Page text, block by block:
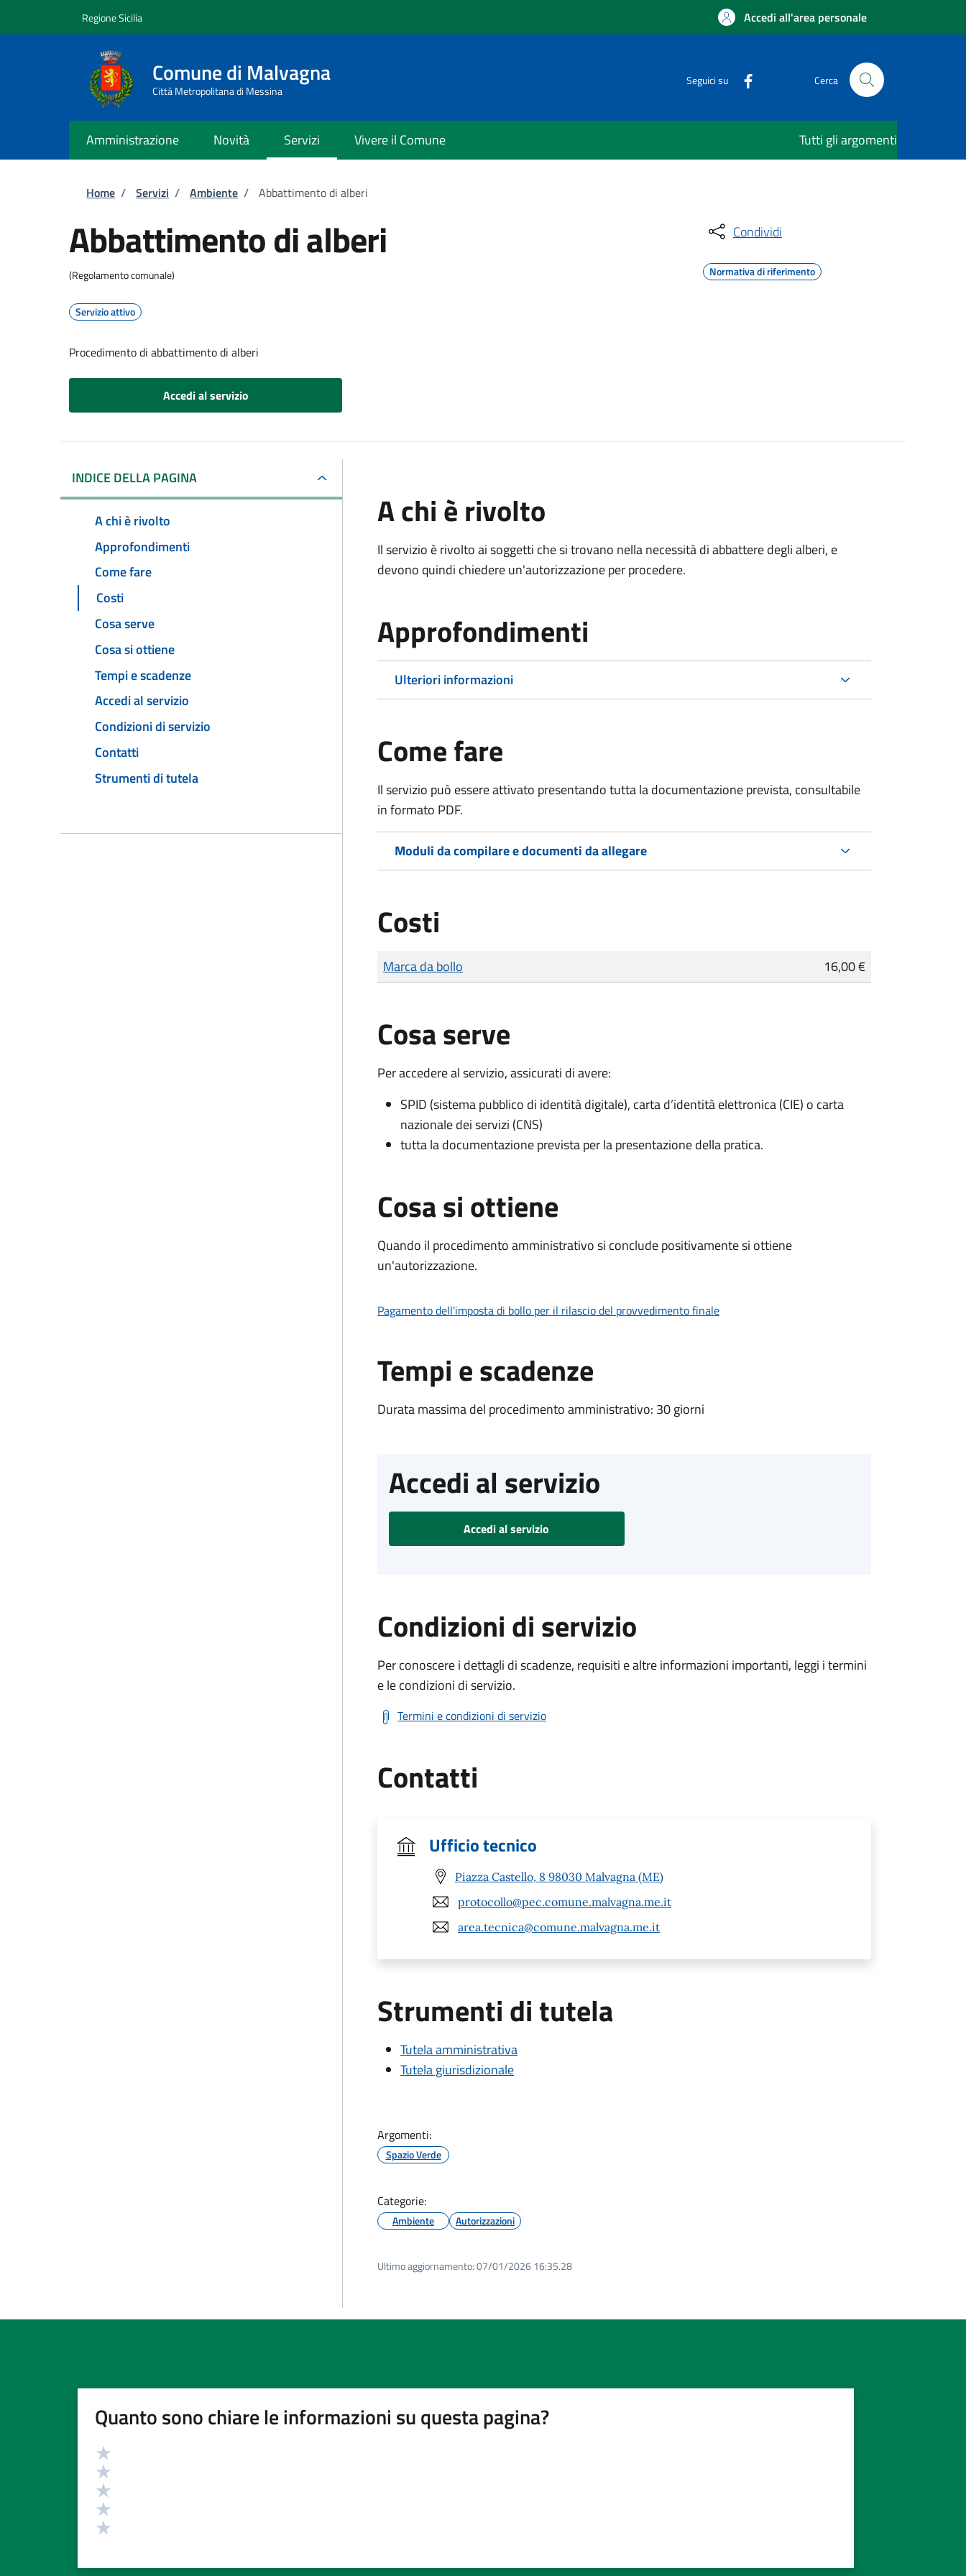
Regione Sicilia Accedi all'area personale
Comune di Malvagna
Città Metropolitana di Messina
Seguici su Cerca
Amministrazione Novità Servizi Vivere il Comune Tutti gli argomenti
Briciole di pane
Home / Servizi / Ambiente / Abbattimento di alberi
Abbattimento di alberi
(Regolamento comunale)
Servizio attivo
Procedimento di abbattimento di alberi
Accedi al servizio
Condividi
Normativa di riferimento
INDICE DELLA PAGINA
A chi è rivolto
Approfondimenti
Come fare
Costi
Cosa serve
Cosa si ottiene
Tempi e scadenze
Accedi al servizio
Condizioni di servizio
Contatti
Strumenti di tutela
A chi è rivolto
Il servizio è rivolto ai soggetti che si trovano nella necessità di abbattere degli alberi, e
devono quindi chiedere un'autorizzazione per procedere.
Approfondimenti
Ulteriori informazioni
Come fare
Il servizio può essere attivato presentando tutta la documentazione prevista, consultabile
in formato PDF.
Moduli da compilare e documenti da allegare
Costi
Tipo di pagamento
Importo
Marca da bollo 16,00 €
Cosa serve
Per accedere al servizio, assicurati di avere:
SPID (sistema pubblico di identità digitale), carta d’identità elettronica (CIE) o carta
nazionale dei servizi (CNS)
tutta la documentazione prevista per la presentazione della pratica.
Cosa si ottiene
Quando il procedimento amministrativo si conclude positivamente si ottiene
un'autorizzazione.
Pagamento dell'imposta di bollo per il rilascio del provvedimento finale
Tempi e scadenze
Durata massima del procedimento amministrativo: 30 giorni
Accedi al servizio
Accedi al servizio
Condizioni di servizio
Per conoscere i dettagli di scadenze, requisiti e altre informazioni importanti, leggi i termini
e le condizioni di servizio.
Termini e condizioni di servizio
Contatti
Ufficio tecnico
Piazza Castello, 8 98030 Malvagna (ME)
protocollo@pec.comune.malvagna.me.it
area.tecnica@comune.malvagna.me.it
Strumenti di tutela
Tutela amministrativa
Tutela giurisdizionale
Argomenti:
Spazio Verde
Categorie:
Ambiente Autorizzazioni
Ultimo aggiornamento:07/01/2026 16:35.28
Quanto sono chiare le informazioni su questa pagina?
Valutazione